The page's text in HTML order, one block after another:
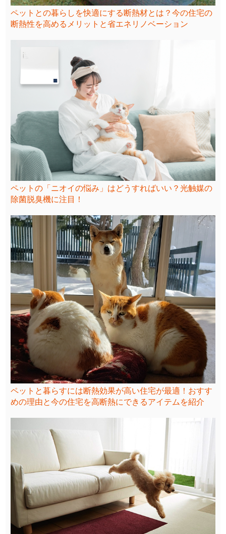
ペットとの暮らしを快適にする断熱材とは？今の住宅の
断熱性を高めるメリットと省エネリノベーション
ペットの「ニオイの悩み」はどうすればいい？光触媒の
除菌脱臭機に注目！
ペットと暮らすには断熱効果が高い住宅が最適！おすす
めの理由と今の住宅を高断熱にできるアイテムを紹介